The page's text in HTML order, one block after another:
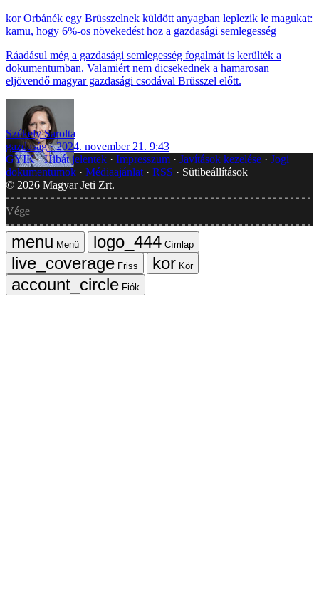
Orbánék egy Brüsszelnek küldött anyagban leplezik le magukat:
kamu, hogy 6%-os növekedést hoz a gazdasági semlegesség
Ráadásul még a gazdasági semlegesség fogalmát is kerülték a
dokumentumban. Valamiért nem dicsekednek a hamarosan
eljövendő magyar gazdasági csodával Brüsszel előtt.
Székely Sarolta
gazdaság
2024. november 21. 9:43
GYIK Hibát jelentek Impresszum Javítások kezelése
Jogi
dokumentumok
Médiaajánlat RSS
Sütibeállítások
© 2026 Magyar Jeti Zrt.
Vége
Menü
Címlap
Friss
Kör
Fiók